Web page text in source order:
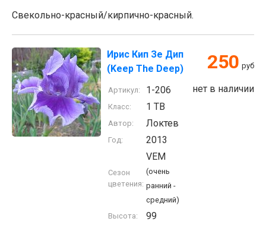
Свекольно-красный/кирпично-красный.
Ирис Кип Зе Дип
(Keep The Deep)
250 руб
нет в наличии
Артикул: 1-206
Класс: 1 TB
Автор: Локтев
Год: 2013
Сезон
цветения:
VEM
(очень
ранний -
средний)
Высота:
99